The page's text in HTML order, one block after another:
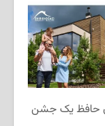
سال ۲۰۲۵، رستوران حافظ یک جشن